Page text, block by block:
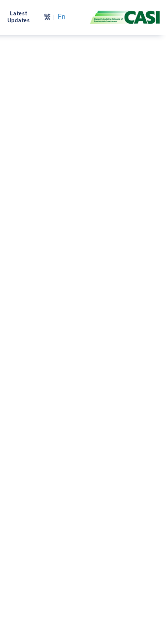
Latest
Updates
繁 En